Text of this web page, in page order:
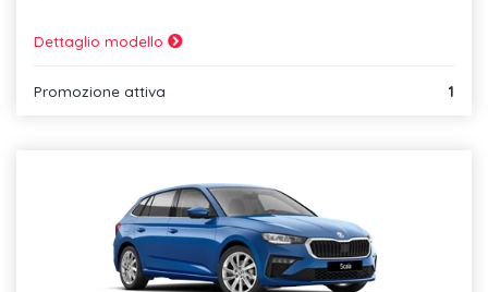
Dettaglio modello
Promozione attiva 1